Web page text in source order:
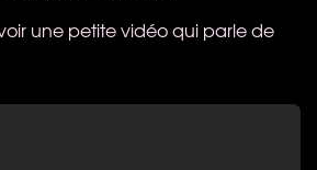
une petite vidéo qui parle de